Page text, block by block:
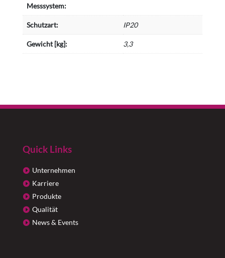
Messsystem:
Schutzart: IP20
Gewicht [kg]: 3,3
Quick Links
Unternehmen
Karriere
Produkte
Qualität
News & Events